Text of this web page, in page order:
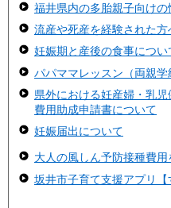
福井県内の多胎親子向け
流産や死産を経験された方
妊娠期と産後の食事につい
パパママレッスン（両親学
県外における妊産婦・乳
費用助成申請書について
妊娠届出について
大人の風しん予防接種費
坂井市子育て支援アプリ【